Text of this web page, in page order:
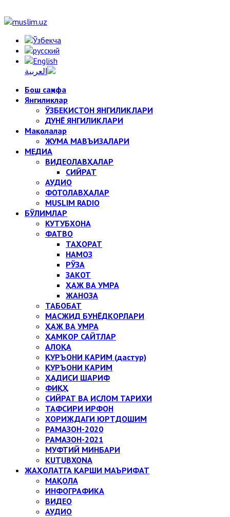
Бош саҳифа
Янгиликлар
ЎЗБЕКИСТОН ЯНГИЛИКЛАРИ
ДУНЁ ЯНГИЛИКЛАРИ
Мақолалар
ЖУМА МАВЪИЗАЛАРИ
МЕДИА
ВИДЕОЛАВҲАЛАР
СИЙРАТ
АУДИО
ФОТОЛАВҲАЛАР
MUSLIM RADIO
БЎЛИМЛАР
КУТУБХОНА
ФАТВО
ТАҲОРАТ
НАМОЗ
РЎЗА
ЗАКОТ
ҲАЖ ВА УМРА
ЖАНОЗА
ТАБОБАТ
МАСЖИД БУНЁДКОРЛАРИ
ҲАЖ ВА УМРА
ҲАМКОР САЙТЛАР
АЛОҚА
ҚУРЪОНИ КАРИМ (дастур)
ҚУРЪОНИ КАРИМ
ҲАДИСИ ШАРИФ
ФИҚҲ
СИЙРАТ ВА ИСЛОМ ТАРИХИ
ТАФСИРИ ИРФОН
ХОРИЖДАГИ ЮРТДОШИМ
РАМАЗОН-2020
РАМАЗОН-2021
МУФТИЙ МИНБАРИ
KUTUBXONA
ЖАҲОЛАТГА ҚАРШИ МАЪРИФАТ
МАҚОЛА
ИНФОГРАФИКА
ВИДЕО
АУДИО